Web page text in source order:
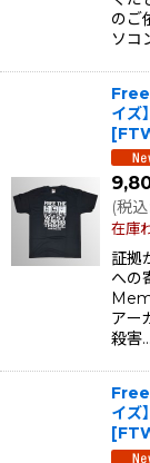
のご
ソコ
イズ
[
(税込
在庫
証拠
への
アー
殺害…
イズ
[